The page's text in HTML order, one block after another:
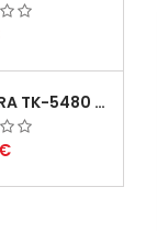
KYOCERA TK-5480 PACK TONERS COMPATÍVEIS